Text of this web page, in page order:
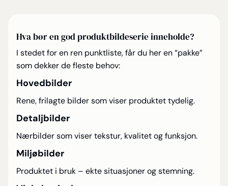
Hva bør en god produktbildeserie inneholde?
I stedet for en ren punktliste, får du her en “pakke”
som dekker de fleste behov:
Hovedbilder
Rene, frilagte bilder som viser produktet tydelig.
Detaljbilder
Nærbilder som viser tekstur, kvalitet og funksjon.
Miljøbilder
Produktet i bruk – ekte situasjoner og stemning.